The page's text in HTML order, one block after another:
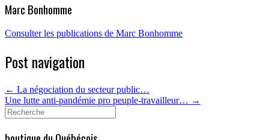
Marc Bonhomme
Consulter les publications de Marc Bonhomme
Post navigation
← La négociation du secteur public…
Une lutte anti-pandémie pro peuple-travailleur… →
Search
for: